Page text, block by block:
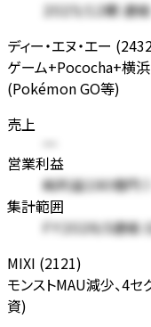
2025/12期 連結
ディー・エヌ・エー
ゲーム+Pococha+横
(Pokémon GO等)
売上
営業利益
純利益190億円
集計範囲
FY2026/3連結
MIXI (2121)
モンストMAU減少、4
資)